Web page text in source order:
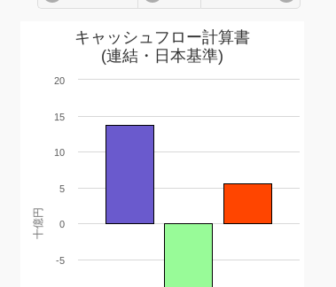
十億円
キャッシュフロー計算書
(連結・日本基準)
-5
0
5
10
15
20